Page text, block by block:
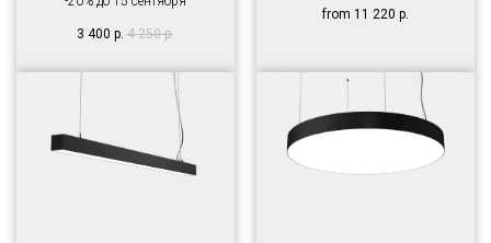
3 400 р. 4 250 р.
from 11 220 р.